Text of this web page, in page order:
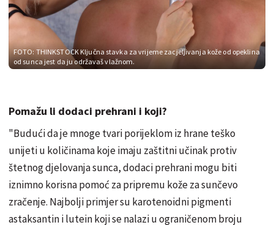
FOTO: THINKSTOCK Ključna stavka za vrijeme zacjeljivanja kože od opeklina
od sunca jest da ju održavaš vlažnom.
Pomažu li dodaci prehrani i koji?
"Budući da je mnoge tvari porijeklom iz hrane teško
unijeti u količinama koje imaju zaštitni učinak protiv
štetnog djelovanja sunca, dodaci prehrani mogu biti
iznimno korisna pomoć za pripremu kože za sunčevo
zračenje. Najbolji primjer su karotenoidni pigmenti
astaksantin i lutein koji se nalazi u ograničenom broju